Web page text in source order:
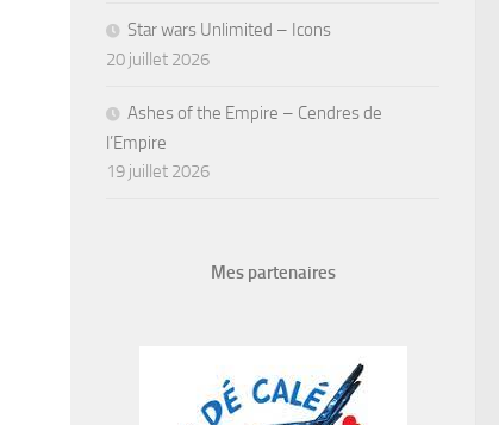
Star wars Unlimited – Icons
20 juillet 2026
Ashes of the Empire – Cendres de
l’Empire
19 juillet 2026
Mes partenaires